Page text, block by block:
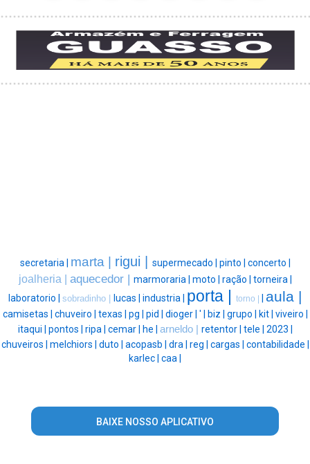
secretaria | marta | rigui | supermecado | pinto | concerto |
joalheria | aquecedor | marmoraria | moto | ração | torneira |
laboratorio | sobradinho | lucas | industria | porta | torno | aula |
camisetas | chuveiro | texas | pg | pid | dioger | ' | biz | grupo | kit | viveiro |
itaqui | pontos | ripa | cemar | he | arneldo | retentor | tele | 2023 |
chuveiros | melchiors | duto | acopasb | dra | reg | cargas | contabilidade |
karlec | caa |
BAIXE NOSSO APLICATIVO